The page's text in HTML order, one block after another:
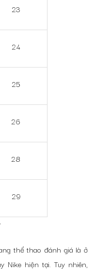
23
24
25
26
28
29
thể thao đánh giá là ở
Nike hiện tại. Tuy nhiên,